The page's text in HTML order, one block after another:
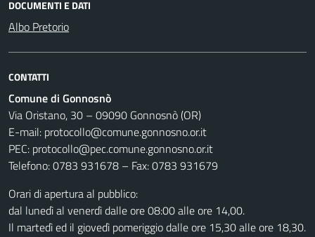
DOCUMENTI E DATI
Albo Pretorio
CONTATTI
Comune di Gonnosnò
Via Oristano, 30 – 09090 Gonnosnò (OR)
E-mail: protocollo@comune.gonnosno.or.it
PEC: protocollo@pec.comune.gonnosno.or.it
Telefono: 0783 931678 – Fax: 0783 931679
Orari di apertura al pubblico:
dal lunedì al venerdì dalle ore 08:00 alle ore 14,00.
Il martedì ed il giovedì pomeriggio dalle ore 15,30 alle ore 18,30.